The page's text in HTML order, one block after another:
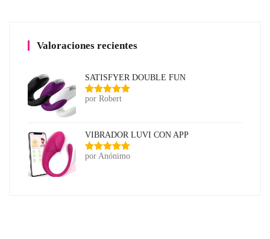
Valoraciones recientes
SATISFYER DOUBLE FUN
Valorado
por Robert
VIBRADOR LUVI CON APP
Valorado
por Anónimo